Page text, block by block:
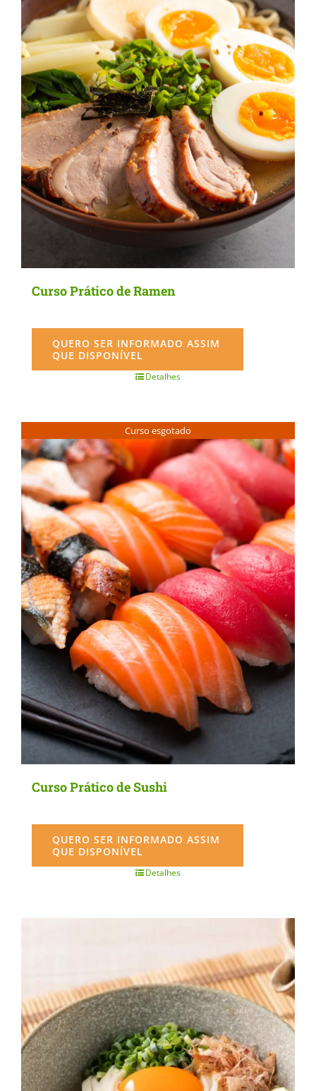
options
may
be
chosen
on
the
product
page
Curso Prático de Ramen
QUERO SER INFORMADO ASSIM
QUE DISPONÍVEL
Detalhes
Curso esgotado
Curso Prático de Sushi
QUERO SER INFORMADO ASSIM
QUE DISPONÍVEL
Detalhes